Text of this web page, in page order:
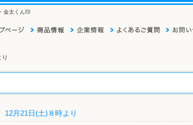
金太くん印
月21日(土)８時より